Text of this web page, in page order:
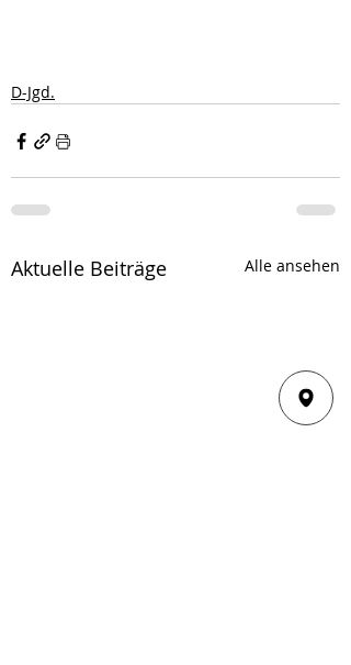
D-Jgd.
Aktuelle Beiträge Alle ansehen